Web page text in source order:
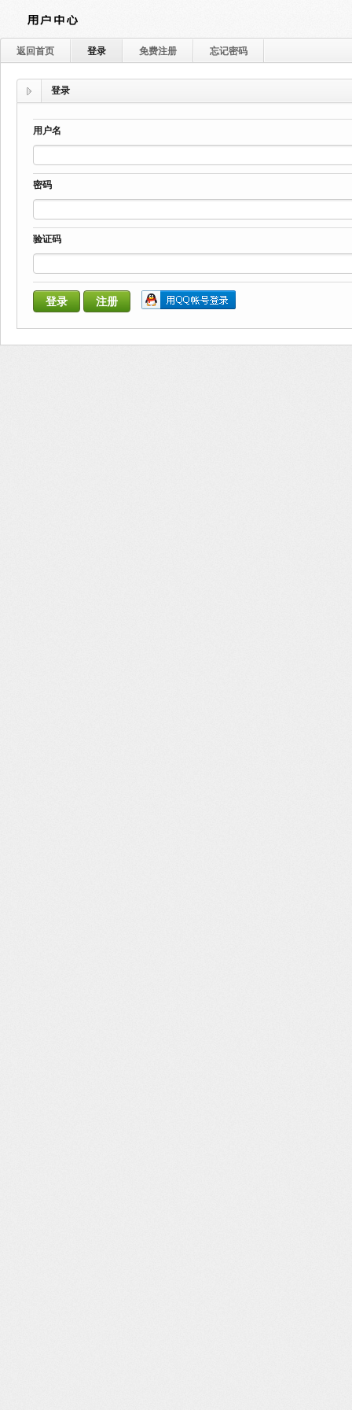
返回首页 登录 免费注册 忘记密码
登录
用户名
密码
验证码
登录 注册